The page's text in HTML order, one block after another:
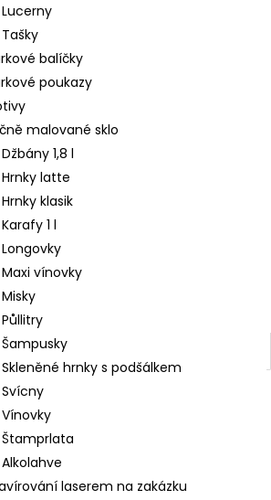
Lucerny
Tašky
balíčky
poukazy
malované sklo
Džbány 1,8 l
Hrnky latte
Hrnky klasik
Karafy 1 l
Longovky
Maxi vínovky
Misky
Půllitry
Šampusky
Skleněné hrnky s podšálkem
Svícny
Vínovky
Štamprlata
Alkolahve
laserem na zakázku